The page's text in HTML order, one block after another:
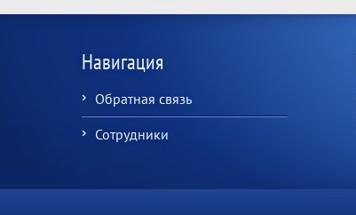
Навигация
Обратная связь
Сотрудники